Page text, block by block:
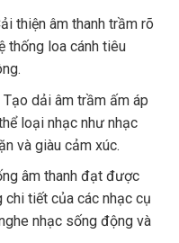
thiện âm thanh trầm rõ
thống loa cánh tiêu
Tạo dải âm trầm ấm áp
loại nhạc như nhạc
và giàu cảm xúc.
âm thanh đạt được
tiết của các nhạc cụ
nhạc sống động và